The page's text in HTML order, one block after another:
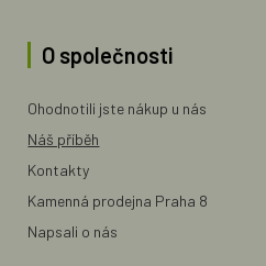
O společnosti
Ohodnotili jste nákup u nás
Náš příběh
Kontakty
Kamenná prodejna Praha 8
Napsali o nás